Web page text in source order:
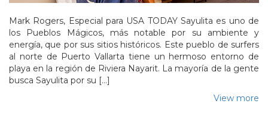
Mark Rogers, Especial para USA TODAY Sayulita es uno de
los Pueblos Mágicos, más notable por su ambiente y
energía, que por sus sitios históricos. Este pueblo de surfers
al norte de Puerto Vallarta tiene un hermoso entorno de
playa en la región de Riviera Nayarit. La mayoría de la gente
busca Sayulita por su […]
View more